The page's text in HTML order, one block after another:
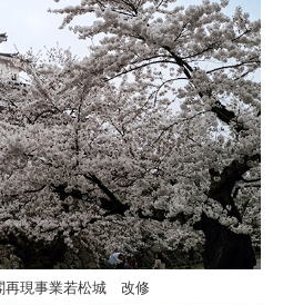
再現事業若松城 改修